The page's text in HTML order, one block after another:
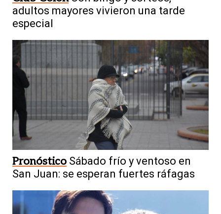
adultos mayores vivieron una tarde
especial
Pronóstico Sábado frío y ventoso en
San Juan: se esperan fuertes ráfagas